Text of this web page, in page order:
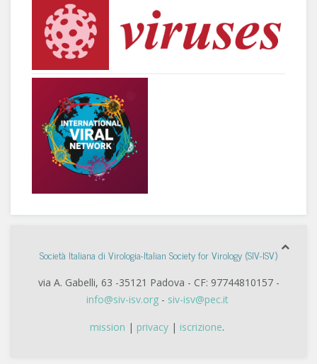
Società Italiana di Virologia-Italian Society for Virology (SIV-ISV)
via A. Gabelli, 63 -35121 Padova - CF: 97744810157 -
info@siv-isv.org- siv-isv@pec.it
mission | privacy | iscrizione.